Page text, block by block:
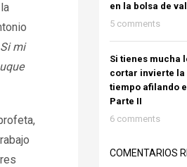
Si mi
en la bolsa de
5 comments
Si tienes mucha
cortar invierte la
tiempo afilando
Parte II
6 comments
COMENTARIOS